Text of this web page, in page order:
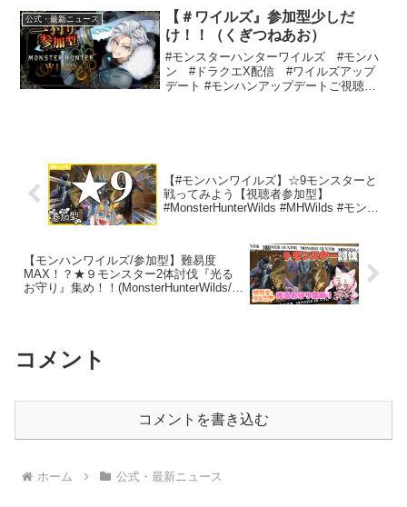
なら任せろ！STEAM版配信中グラフ...
公式・最新ニュース
【＃ワイルズ』参加型少しだ
け！！（くぎつねあお）
#モンスターハンターワイルズ #モンハ
ン #ドラクエX配信 #ワイルズアップ
デート #モンハンアップデートご視聴頂
【#モンハンワイルズ】☆9モンスターと
戦ってみよう【視聴者参加型】
#MonsterHunterWilds #MHWilds #モンス
【モンハンワイルズ/参加型】難易度
MAX！？★９モンスター2体討伐『光る
お守り』集め！！(MonsterHunterWilds/モ
コメント
コメントを書き込む
ホーム 公式・最新ニュース